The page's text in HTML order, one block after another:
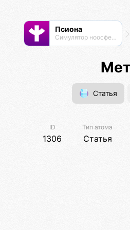
Псиона
Cимулятор ноосферы
Статья
ID
1306
Тип атома
Статья